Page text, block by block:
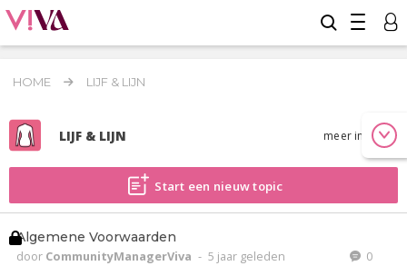
HOME LIJF & LIJN
LIJF & LIJN meer info
Start een nieuw topic
Algemene Voorwaarden
door CommunityManagerViva - 5 jaar geleden 0